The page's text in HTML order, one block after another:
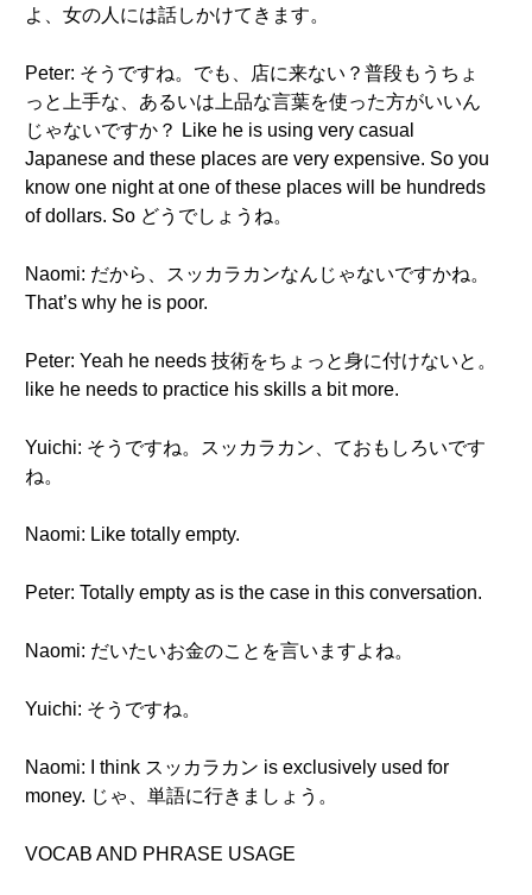
よ、女の人には話しかけてきます。
Peter: そうですね。でも、店に来ない？普段もうちょ
っと上手な、あるいは上品な言葉を使った方がいいん
じゃないですか？ Like he is using very casual
Japanese and these places are very expensive. So you
know one night at one of these places will be hundreds
of dollars. So どうでしょうね。
Naomi: だから、スッカラカンなんじゃないですかね。
That’s why he is poor.
Peter: Yeah he needs 技術をちょっと身に付けないと。
like he needs to practice his skills a bit more.
Yuichi: そうですね。スッカラカン、ておもしろいです
ね。
Naomi: Like totally empty.
Peter: Totally empty as is the case in this conversation.
Naomi: だいたいお金のことを言いますよね。
Yuichi: そうですね。
Naomi: I think スッカラカン is exclusively used for
money. じゃ、単語に行きましょう。
VOCAB AND PHRASE USAGE